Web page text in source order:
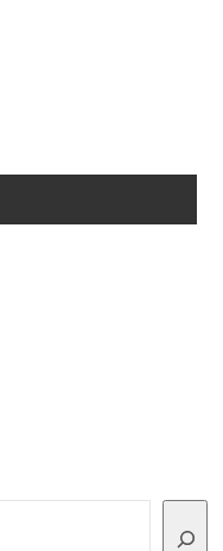
Rojhilata